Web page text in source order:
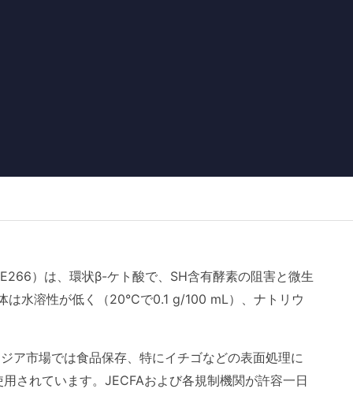
）は、環状β-ケト酸で、SH含有酵素の阻害と微生
水溶性が低く（20°Cで0.1 g/100 mL）、ナトリウ
ア市場では食品保存、特にイチゴなどの表面処理に
されています。JECFAおよび各規制機関が許容一日